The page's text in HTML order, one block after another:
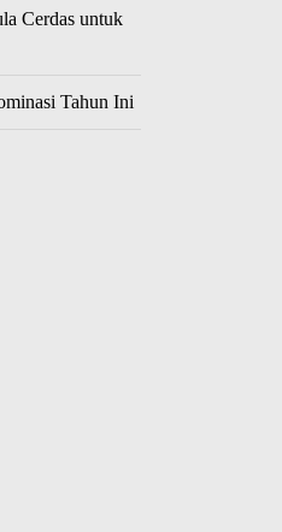
Cerdas untuk
Tahun Ini